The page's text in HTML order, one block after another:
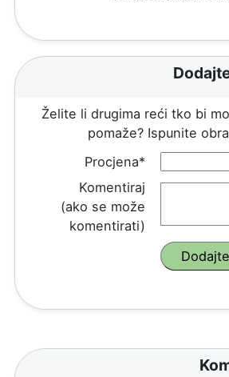
Želite li drugima reći tko bi
pomaže? Ispunite
Procjena*
Komentiraj
(ako se može
komentirati)